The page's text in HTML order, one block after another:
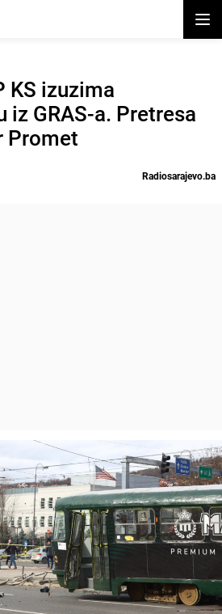
KS izuzima
GRAS-a. Pretresa
Promet
Radiosarajevo.ba